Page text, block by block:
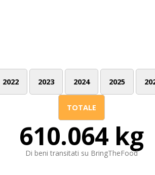
2022 2023 2024 2025
TOTALE
610.064 kg
Di beni transitati su BringTheFood